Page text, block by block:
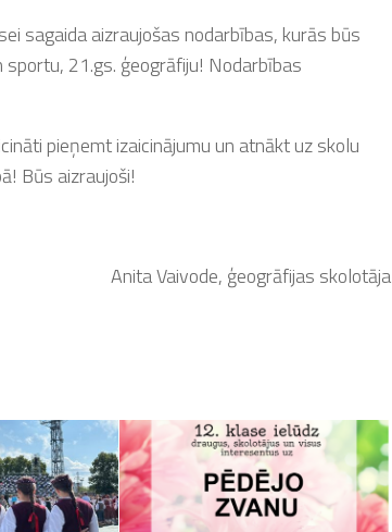
sagaida aizraujošas nodarbības, kurās būs
21.gs. ģeogrāfiju! Nodarbības
pieņemt izaicinājumu un atnākt uz skolu
Būs aizraujoši!
Anita Vaivode, ģeogrāfijas skolotāja